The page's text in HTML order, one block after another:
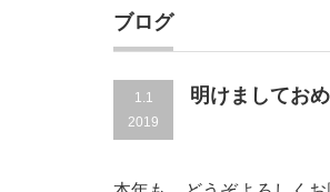
ブログ
1.1
2019
明けましてお